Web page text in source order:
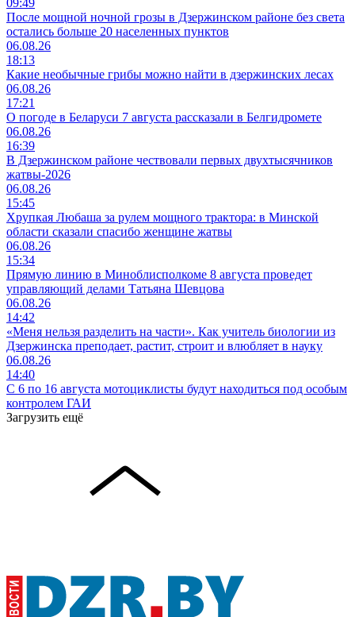
После мощной ночной грозы в Дзержинском районе без света
остались больше 20 населенных пунктов
06.08.26
18:13
Какие необычные грибы можно найти в дзержинских лесах
06.08.26
17:21
О погоде в Беларуси 7 августа рассказали в Белгидромете
06.08.26
16:39
В Дзержинском районе чествовали первых двухтысячников
жатвы-2026
06.08.26
15:45
Хрупкая Любаша за рулем мощного трактора: в Минской
области сказали спасибо женщине жатвы
06.08.26
15:34
Прямую линию в Миноблисполкоме 8 августа проведет
управляющий делами Татьяна Шевцова
06.08.26
14:42
«Меня нельзя разделить на части». Как учитель биологии из
Дзержинска преподает, растит, строит и влюбляет в науку
06.08.26
14:40
С 6 по 16 августа мотоциклисты будут находиться под особым
контролем ГАИ
Загрузить ещё